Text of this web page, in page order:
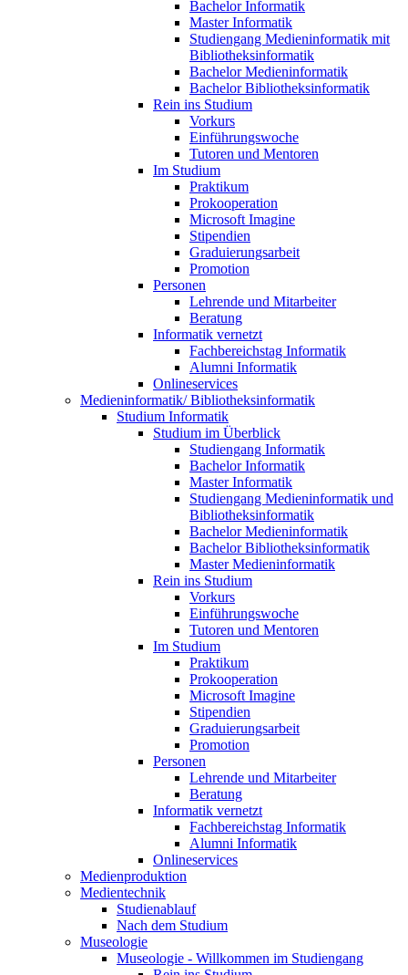
Bachelor Informatik
Master Informatik
Studiengang Medieninformatik mit
Bibliotheksinformatik
Bachelor Medieninformatik
Bachelor Bibliotheksinformatik
Rein ins Studium
Vorkurs
Einführungswoche
Tutoren und Mentoren
Im Studium
Praktikum
Prokooperation
Microsoft Imagine
Stipendien
Graduierungsarbeit
Promotion
Personen
Lehrende und Mitarbeiter
Beratung
Informatik vernetzt
Fachbereichstag Informatik
Alumni Informatik
Onlineservices
Medieninformatik/ Bibliotheksinformatik
Studium Informatik
Studium im Überblick
Studiengang Informatik
Bachelor Informatik
Master Informatik
Studiengang Medieninformatik und
Bibliotheksinformatik
Bachelor Medieninformatik
Bachelor Bibliotheksinformatik
Master Medieninformatik
Rein ins Studium
Vorkurs
Einführungswoche
Tutoren und Mentoren
Im Studium
Praktikum
Prokooperation
Microsoft Imagine
Stipendien
Graduierungsarbeit
Promotion
Personen
Lehrende und Mitarbeiter
Beratung
Informatik vernetzt
Fachbereichstag Informatik
Alumni Informatik
Onlineservices
Medienproduktion
Medientechnik
Studienablauf
Nach dem Studium
Museologie
Museologie - Willkommen im Studiengang